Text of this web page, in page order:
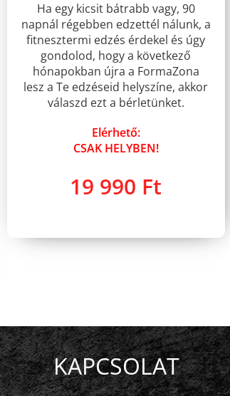
Ha egy kicsit bátrabb vagy, 90
napnál régebben edzettél nálunk, a
fitnesztermi edzés érdekel és úgy
gondolod, hogy a következő
hónapokban újra a FormaZona
lesz a Te edzéseid helyszíne, akkor
válaszd ezt a bérletünket.
Elérhető:
CSAK HELYBEN!
19 990 Ft
KAPCSOLAT